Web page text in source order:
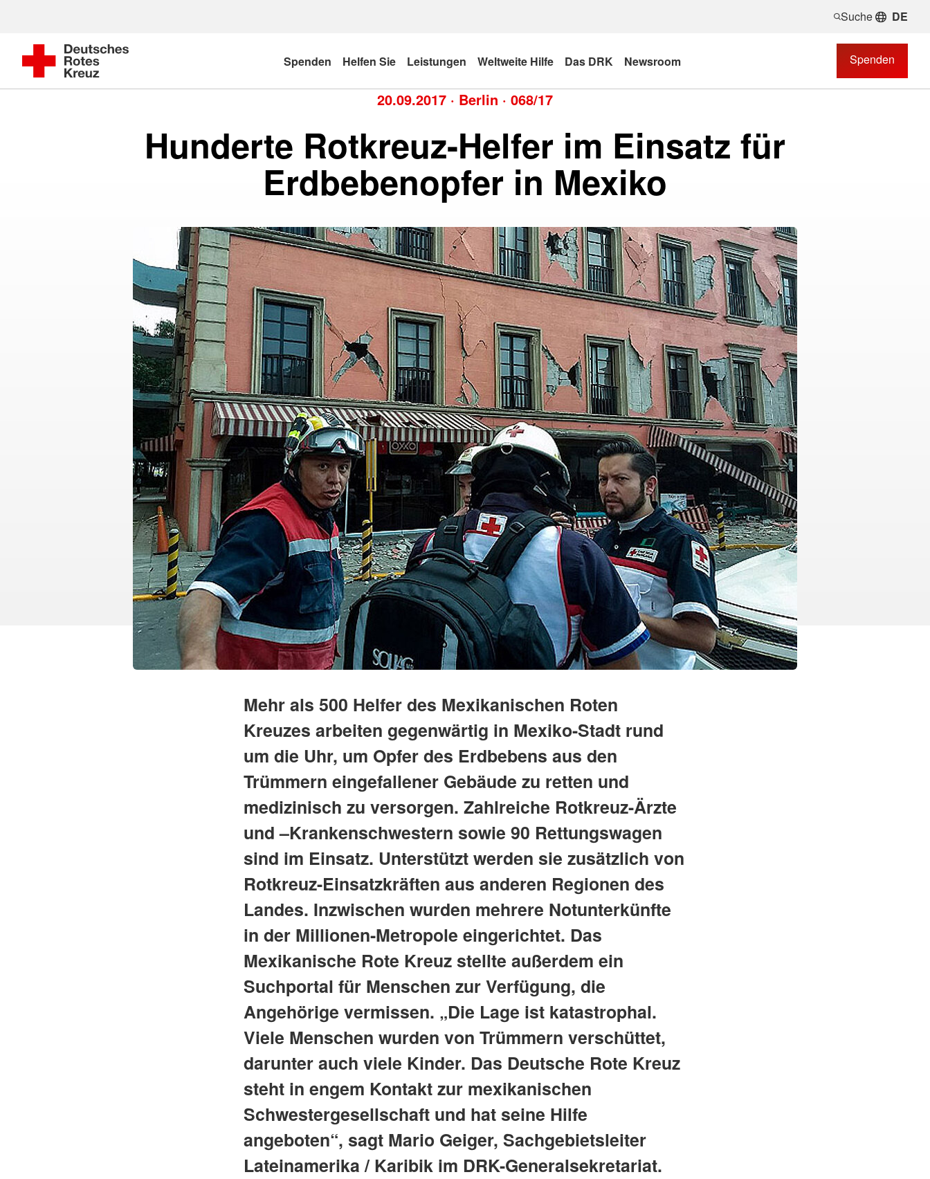
Suche DE
Spenden Helfen Sie Leistungen Weltweite Hilfe Das DRK Newsroom Spenden
20.09.2017 · Berlin · 068/17
Hunderte Rotkreuz-Helfer im Einsatz für
Erdbebenopfer in Mexiko
Mehr als 500 Helfer des Mexikanischen Roten
Kreuzes arbeiten gegenwärtig in Mexiko-Stadt rund
um die Uhr, um Opfer des Erdbebens aus den
Trümmern eingefallener Gebäude zu retten und
medizinisch zu versorgen. Zahlreiche Rotkreuz-Ärzte
und –Krankenschwestern sowie 90 Rettungswagen
sind im Einsatz. Unterstützt werden sie zusätzlich von
Rotkreuz-Einsatzkräften aus anderen Regionen des
Landes. Inzwischen wurden mehrere Notunterkünfte
in der Millionen-Metropole eingerichtet. Das
Mexikanische Rote Kreuz stellte außerdem ein
Suchportal für Menschen zur Verfügung, die
Angehörige vermissen. „Die Lage ist katastrophal.
Viele Menschen wurden von Trümmern verschüttet,
darunter auch viele Kinder. Das Deutsche Rote Kreuz
steht in engem Kontakt zur mexikanischen
Schwestergesellschaft und hat seine Hilfe
angeboten“, sagt Mario Geiger, Sachgebietsleiter
Lateinamerika / Karibik im DRK-Generalsekretariat.